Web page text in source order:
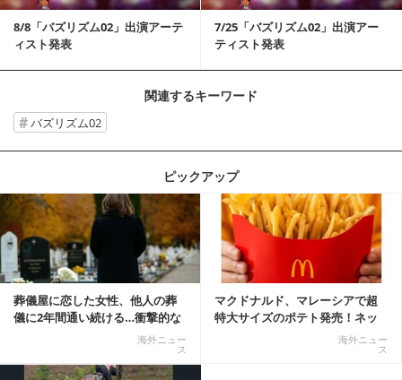
8/8「バズリズム02」出演アーテ
ィスト発表
7/25「バズリズム02」出演アー
ティスト発表
関連するキーワード
バズリズム02
ピックアップ
葬儀屋に恋した女性、他人の葬
儀に2年間通い続ける…衝撃的な
海外ニュー
ス
マクドナルド、マレーシアで超
特大サイズのポテト発売！ネッ
海外ニュー
ス
記事を読む